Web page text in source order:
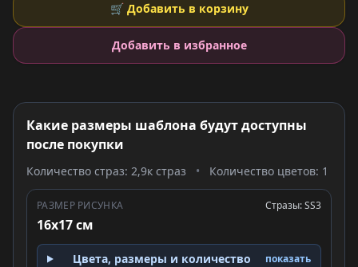
🛒 Добавить в корзину
Добавить в избранное
Какие размеры шаблона будут доступны
после покупки
Количество страз: 2,9к страз • Количество цветов: 1
РАЗМЕР РИСУНКА
16x17 см
Стразы: SS3
Цвета, размеры и количество показать